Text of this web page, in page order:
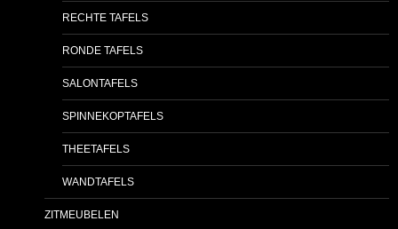
RECHTE TAFELS
RONDE TAFELS
SALONTAFELS
SPINNEKOPTAFELS
THEETAFELS
WANDTAFELS
ZITMEUBELEN